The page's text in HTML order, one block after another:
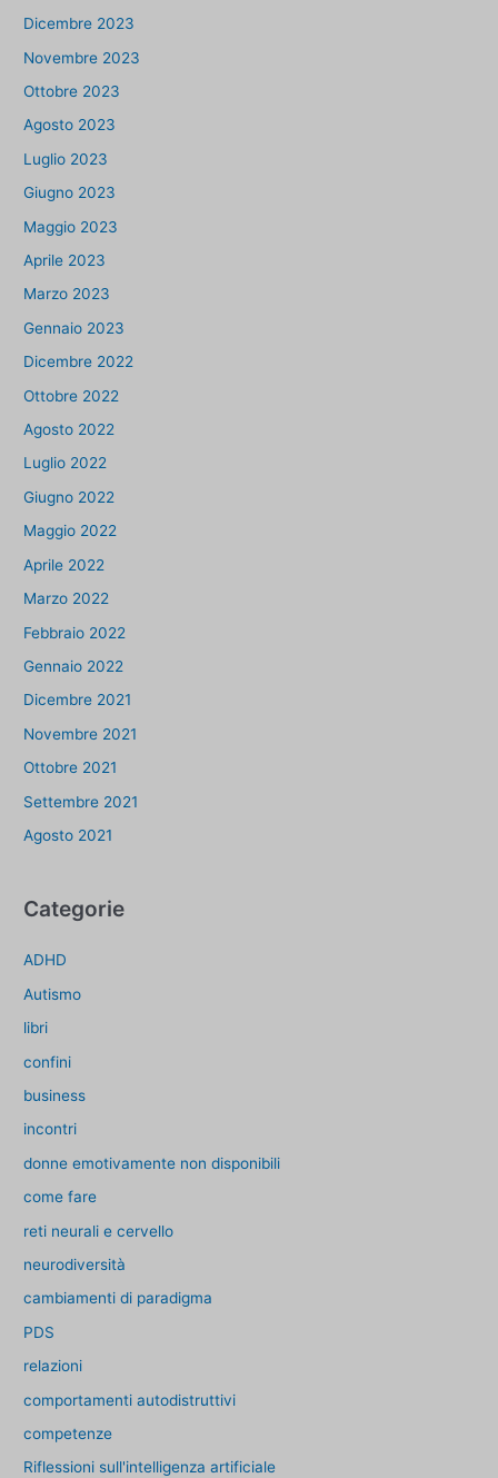
Dicembre 2023
Novembre 2023
Ottobre 2023
Agosto 2023
Luglio 2023
Giugno 2023
Maggio 2023
Aprile 2023
Marzo 2023
Gennaio 2023
Dicembre 2022
Ottobre 2022
Agosto 2022
Luglio 2022
Giugno 2022
Maggio 2022
Aprile 2022
Marzo 2022
Febbraio 2022
Gennaio 2022
Dicembre 2021
Novembre 2021
Ottobre 2021
Settembre 2021
Agosto 2021
Categorie
ADHD
Autismo
libri
confini
business
incontri
donne emotivamente non disponibili
come fare
reti neurali e cervello
neurodiversità
cambiamenti di paradigma
PDS
relazioni
comportamenti autodistruttivi
competenze
Riflessioni sull'intelligenza artificiale